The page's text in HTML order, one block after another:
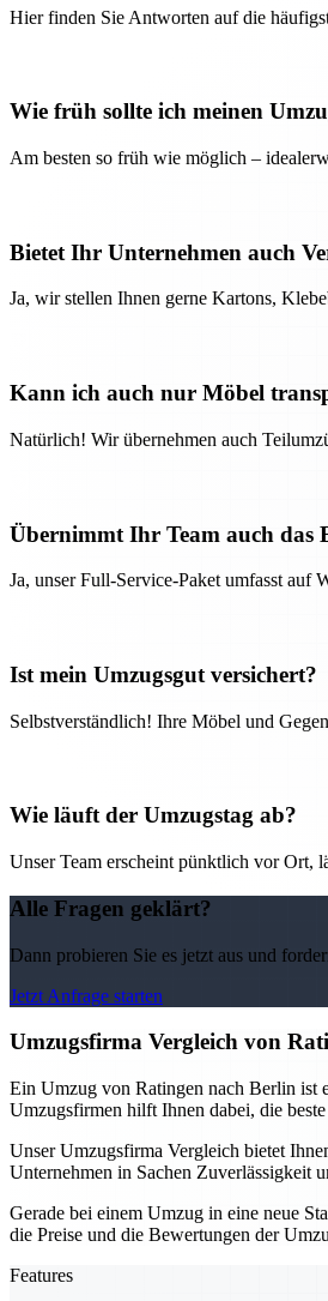
Hier finden Sie Antworten auf die
Wie früh sollte ich meinen
Am besten so früh wie möglich –
Bietet Ihr Unternehmen auch
Ja, wir stellen Ihnen gerne Kartons,
Kann ich auch nur Möbel
Natürlich! Wir übernehmen auch
Übernimmt Ihr Team auch das
Ja, unser Full-Service-Paket umfasst auf
Ist mein Umzugsgut versichert?
Selbstverständlich! Ihre Möbel und
Wie läuft der Umzugstag ab?
Unser Team erscheint pünktlich vor Ort,
Alle Fragen geklärt?
Dann probieren Sie es jetzt aus und
Jetzt Anfrage starten
Umzugsfirma Vergleich von
Ein Umzug von Ratingen nach Berlin ist
Umzugsfirmen hilft Ihnen dabei, die
Unser Umzugsfirma Vergleich bietet
Unternehmen in Sachen Zuverlässigkeit
Gerade bei einem Umzug in eine neue
die Preise und die Bewertungen der
Features